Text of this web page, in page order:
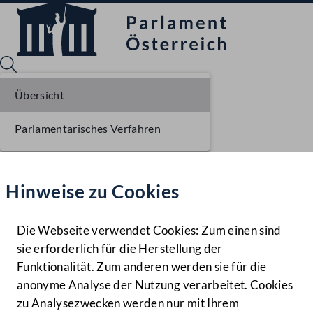
Hilfe
Benutzer
Navigationsmenü öffnen
MENÜ
Hinweise zu Cookies
Die Webseite verwendet Cookies: Zum einen sind
sie erforderlich für die Herstellung der
Funktionalität. Zum anderen werden sie für die
anonyme Analyse der Nutzung verarbeitet. Cookies
zu Analysezwecken werden nur mit Ihrem
Übersicht
Parlamentarisches Verfahren